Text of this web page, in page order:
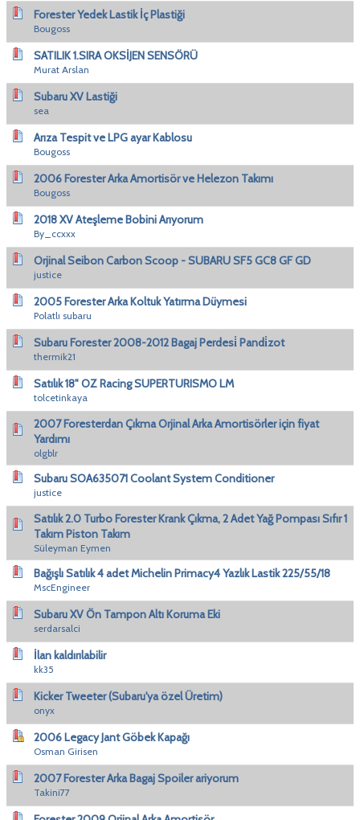
Forester Yedek Lastik İç Plastiği
Bougoss
SATILIK 1.SIRA OKSİJEN SENSÖRÜ
Murat Arslan
Subaru XV Lastiği
sea
Arıza Tespit ve LPG ayar Kablosu
Bougoss
2006 Forester Arka Amortisör ve Helezon Takımı
Bougoss
2018 XV Ateşleme Bobini Arıyorum
By_ccxxx
Orjinal Seibon Carbon Scoop - SUBARU SF5 GC8 GF GD
justice
2005 Forester Arka Koltuk Yatırma Düymesi
Polatlı subaru
Subaru Forester 2008-2012 Bagaj Perdesi̇ Pandi̇zot
thermik21
Satılık 18" OZ Racing SUPERTURISMO LM
tolcetinkaya
2007 Foresterdan Çıkma Orjinal Arka Amortisörler için fiyat
Yardımı
olgblr
Subaru SOA635071 Coolant System Conditioner
justice
Satılık 2.0 Turbo Forester Krank Çıkma, 2 Adet Yağ Pompası Sıfır 1
Takım Piston Takım
Süleyman Eymen
Bağışlı Satılık 4 adet Michelin Primacy4 Yazlık Lastik 225/55/18
MscEngineer
Subaru XV Ön Tampon Altı Koruma Eki
serdarsalci
İlan kaldırılabilir
kk35
Kicker Tweeter (Subaru'ya özel Üretim)
onyx
2006 Legacy Jant Göbek Kapağı
Osman Girisen
2007 Forester Arka Bagaj Spoiler ariyorum
Takini77